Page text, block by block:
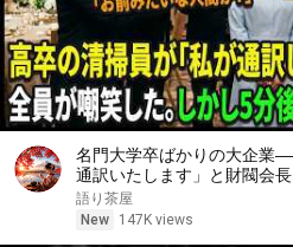
名門大学卒ばかりの大企業
通訳いたします」と財閥会
笑した。しかし5分後、その
エピソード#老後の物語 #家
語り茶屋
New
147K views